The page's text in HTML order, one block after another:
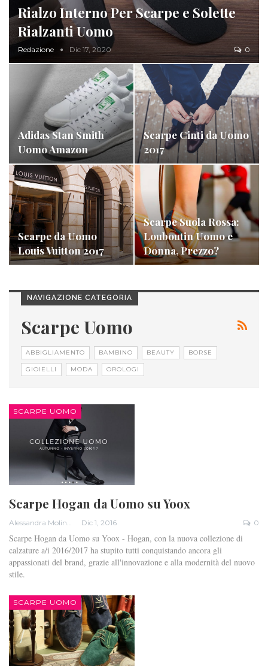
Rialzo Interno Per Scarpe e Solette
Rialzanti Uomo
Redazione Dic 17, 2020 0
Adidas Stan Smith
Uomo Amazon
Scarpe Cinti da Uomo
2017
Scarpe da Uomo
Louis Vuitton 2017
Scarpe Suola Rossa:
Louboutin Uomo e
Donna, Prezzo?
NAVIGAZIONE CATEGORIA
Scarpe Uomo
ABBIGLIAMENTO BAMBINO BEAUTY BORSE
GIOIELLI MODA OROLOGI
SCARPE UOMO
Scarpe Hogan da Uomo su Yoox
Dic 1, 2016 0
Scarpe Hogan da Uomo su Yoox - Hogan, con la nuova collezione di
calzature a/i 2016/2017 ha stupito tutti conquistando ancora gli
appassionati del brand, grazie all'innovazione e alla modernità del nuovo
stile.
SCARPE UOMO